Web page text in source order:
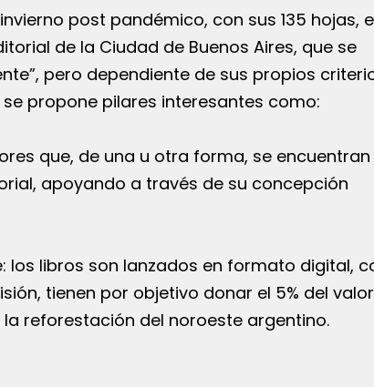
post pandémico, con sus 135 hojas,
de la Ciudad de Buenos Aires, que se
pero dependiente de sus propios
propone pilares interesantes como:
que, de una u otra forma, se encuentran
apoyando a través de su concepción
los libros son lanzados en formato digital,
tienen por objetivo donar el 5% del
reforestación del noroeste argentino.